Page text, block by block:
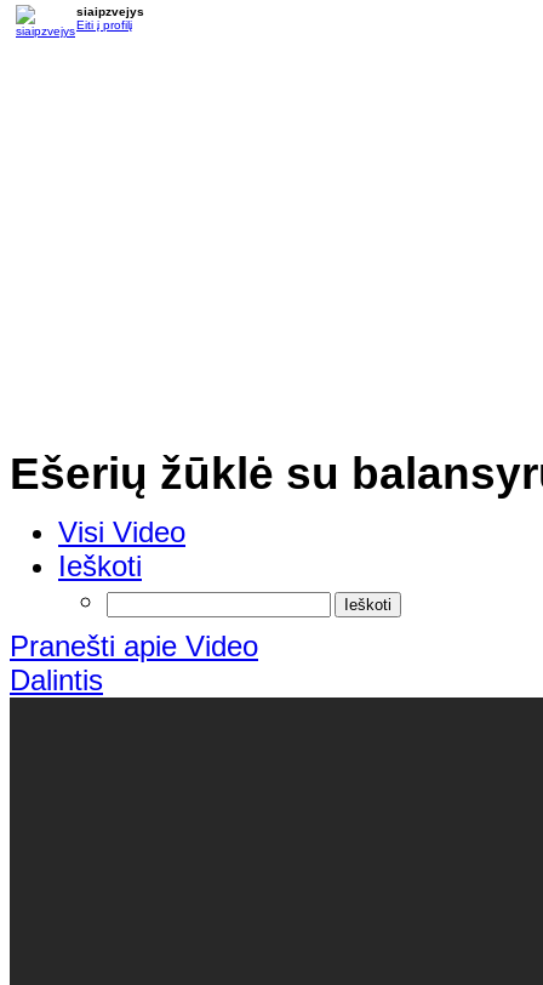
siaipzvejys
Eiti į profilį
Ešerių žūklė su
Visi Video
Ieškoti
Pranešti apie Video
Dalintis